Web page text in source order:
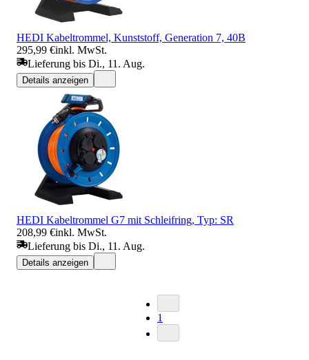
HEDI Kabeltrommel, Kunststoff, Generation 7, 40B
295,99 €inkl. MwSt.
Lieferung bis Di., 11. Aug.
Details anzeigen
HEDI Kabeltrommel G7 mit Schleifring, Typ: SR
208,99 €inkl. MwSt.
Lieferung bis Di., 11. Aug.
Details anzeigen
1